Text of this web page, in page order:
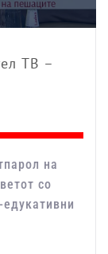
ТВ –
на
со